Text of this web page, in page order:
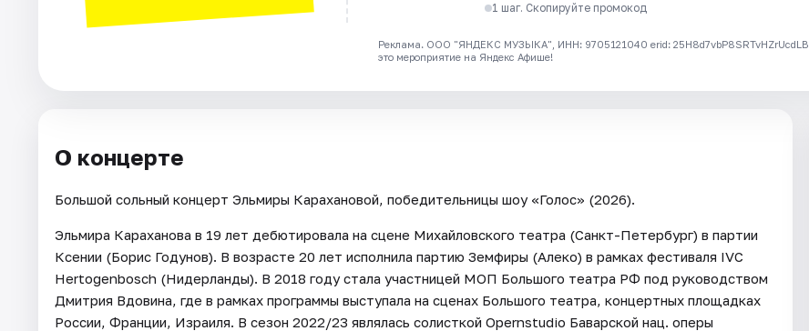
1 шаг. Скопируйте промокод
Реклама. ООО "ЯНДЕКС МУЗЫКА", ИНН: 9705121040 erid: 25H8d7vbP8SRTvHZrUcdLB
это мероприятие на Яндекс Афише!
О концерте
Большой сольный концерт Эльмиры Карахановой, победительницы шоу «Голос» (2026).
Эльмира Караханова в 19 лет дебютировала на сцене Михайловского театра (Санкт-Петербург) в партии
Ксении (Борис Годунов). В возрасте 20 лет исполнила партию Земфиры (Алеко) в рамках фестиваля IVC
Hertogenbosch (Нидерланды). В 2018 году стала участницей МОП Большого театра РФ под руководством
Дмитрия Вдовина, где в рамках программы выступала на сценах Большого театра, концертных площадках
России, Франции, Израиля. В сезон 2022/23 являлась солисткой Opernstudio Баварской нац. оперы